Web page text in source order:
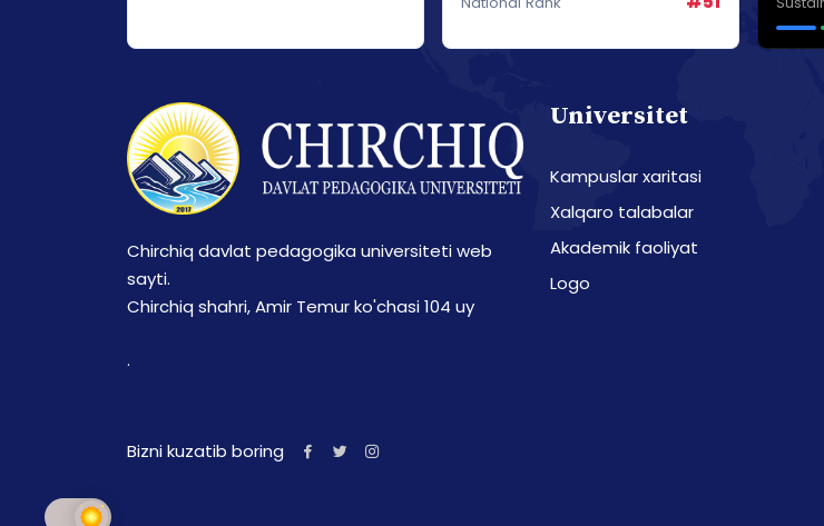
Chirchiq davlat pedagogika universiteti web
sayti.
Chirchiq shahri, Amir Temur ko'chasi 104 uy
.
Universitet
Kampuslar xaritasi
Xalqaro talabalar
Akademik faoliyat
Logo
Bizni kuzatib boring